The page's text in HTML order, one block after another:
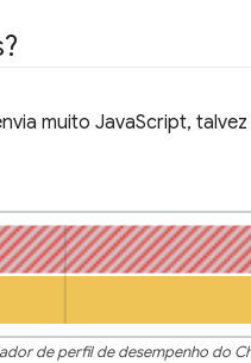
muito JavaScript,
de perfil de desempenho do